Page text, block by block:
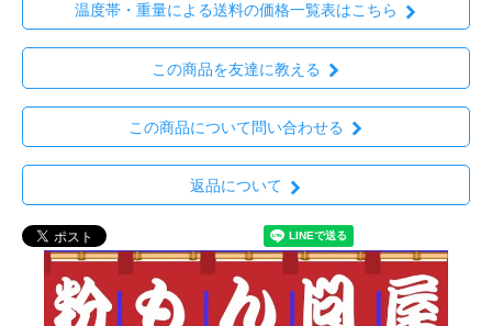
温度帯・重量による送料の価格一覧表はこちら
この商品を友達に教える
この商品について問い合わせる
返品について